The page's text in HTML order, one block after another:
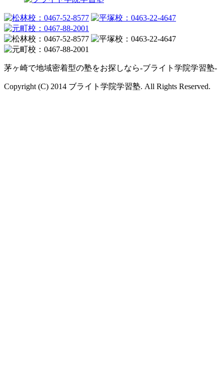
茅ヶ崎で地域密着型の塾をお探しなら-ブライト学院学習塾-
Copyright (C) 2014 ブライト学院学習塾. All Rights Reserved.